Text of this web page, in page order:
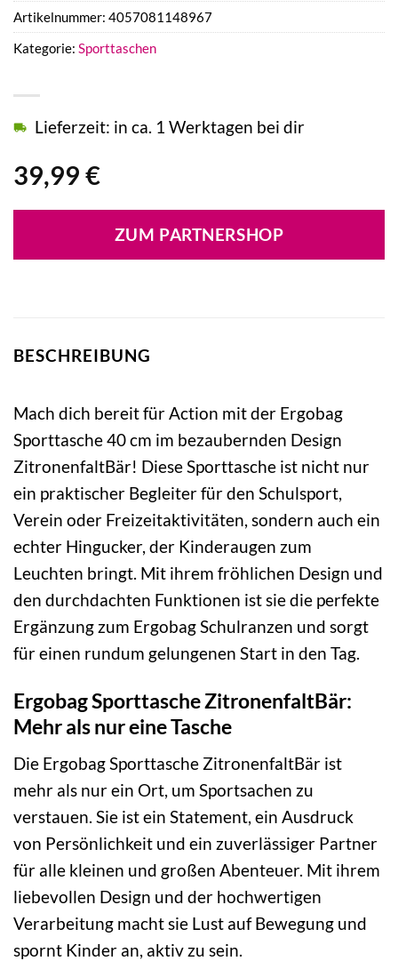
39,99 €
Lieferzeit: in ca. 1 Werktagen bei dir
ZUM PARTNERSHOP
Artikelnummer: 4057081148967
Kategorie: Sporttaschen
BESCHREIBUNG
Mach dich bereit für Action mit der Ergobag
Sporttasche 40 cm im bezaubernden Design
ZitronenfaltBär! Diese Sporttasche ist nicht nur
ein praktischer Begleiter für den Schulsport,
Verein oder Freizeitaktivitäten, sondern auch ein
echter Hingucker, der Kinderaugen zum
Leuchten bringt. Mit ihrem fröhlichen Design und
den durchdachten Funktionen ist sie die perfekte
Ergänzung zum Ergobag Schulranzen und sorgt
für einen rundum gelungenen Start in den Tag.
Ergobag Sporttasche ZitronenfaltBär:
Mehr als nur eine Tasche
Die Ergobag Sporttasche ZitronenfaltBär ist
mehr als nur ein Ort, um Sportsachen zu
verstauen. Sie ist ein Statement, ein Ausdruck
von Persönlichkeit und ein zuverlässiger Partner
für alle kleinen und großen Abenteuer. Mit ihrem
liebevollen Design und der hochwertigen
Verarbeitung macht sie Lust auf Bewegung und
spornt Kinder an, aktiv zu sein.